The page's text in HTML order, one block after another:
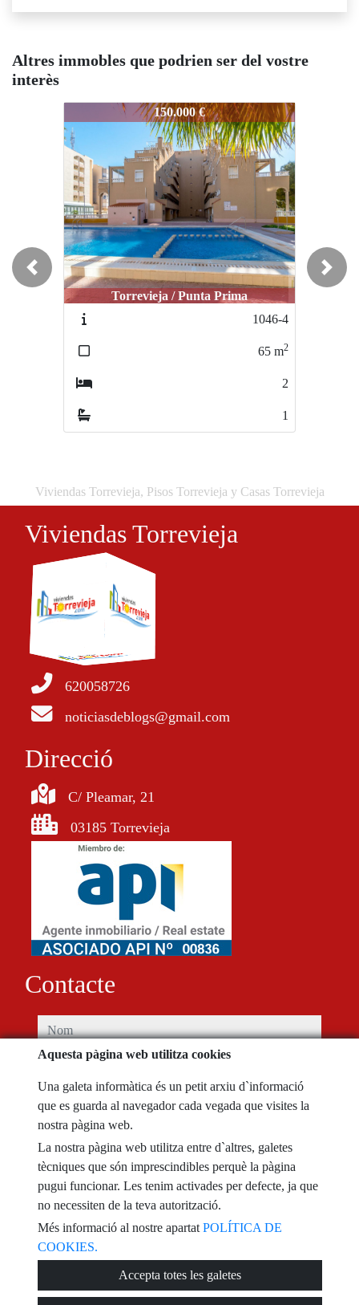
Altres immobles que podrien ser del vostre
interès
150.000 €
Torrevieja / Punta Prima
720-9 137.260 €
Torrevieja / Los Altos
840-HSI-344110
60
Previous Next
Viviendas Torrevieja, Pisos Torrevieja y Casas Torrevieja
Viviendas Torrevieja
620058726
noticiasdeblogs@gmail.com
Direcció
C/ Pleamar, 21
03185 Torrevieja
Contacte
nom
e-mail
He llegit i accepto les condicions d´ús i política de privacitat
missatge
Aquesta pàgina web utilitza cookies
Una galeta informàtica és un petit arxiu d`informació
que es guarda al navegador cada vegada que visites la
nostra pàgina web.
La nostra pàgina web utilitza entre d`altres, galetes
tècniques que són imprescindibles perquè la pàgina
pugui funcionar. Les tenim activades per defecte, ja que
no necessiten de la teva autorització.
Més informació al nostre apartat POLÍTICA DE
COOKIES.
Accepta totes les galetes